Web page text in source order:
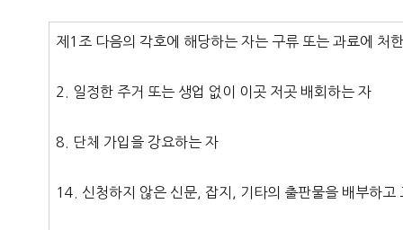
제1조 다음의 각호에 해당하는 자는 구류 또는 과료에 처
2. 일정한 주거 또는 생업 없이 이곳 저곳 배회하는 자
8. 단체 가입을 강요하는 자
14. 신청하지 않은 신문, 잡지, 기타의 출판물을 배부하